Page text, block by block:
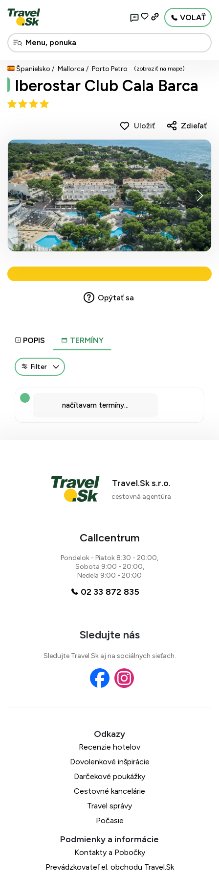
AI VOLAŤ
Španielsko Mallorca Porto Petro (zobraziť na mape)
Iberostar Club Cala Barca
Uložiť Zdieľať
POPIS TERMÍNY
Filter
načítavam termíny...
Opýtať sa
Travel.Sk s.r.o.
cestovná agentúra
Callcentrum
Pondelok - Piatok 8:30 - 20:00,
Sobota 9:00 - 20:00,
Nedeľa 9:00 - 20:00
02 33 872 835
Sledujte nás
Sledujte Travel.Sk aj na sociálnych sieťach.
Recenzie hotelov
Dovolenkové inšpirácie
Darčekové poukážky
Cestovné kancelárie
Travel správy
Počasie
Kontakty a Pobočky
Prevádzkovateľ el. obchodu Travel.Sk